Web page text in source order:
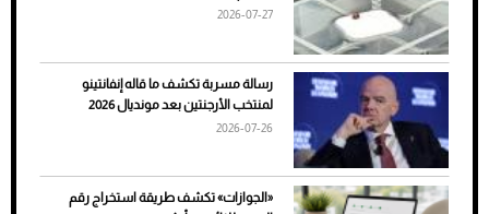
7 نصائح لاختيار لون البنطلون المناسب للقميص
2026-07-27
رسالة مسربة تكشف ما قاله إنفانتينو
لمنتخب الأرجنتين بعد مونديال 2026
2026-07-26
«الجوازات» تكشف طريقة استخراج رقم